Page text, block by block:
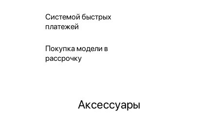
Системой быстрых
платежей
Покупка модели в
рассрочку
Аксессуары